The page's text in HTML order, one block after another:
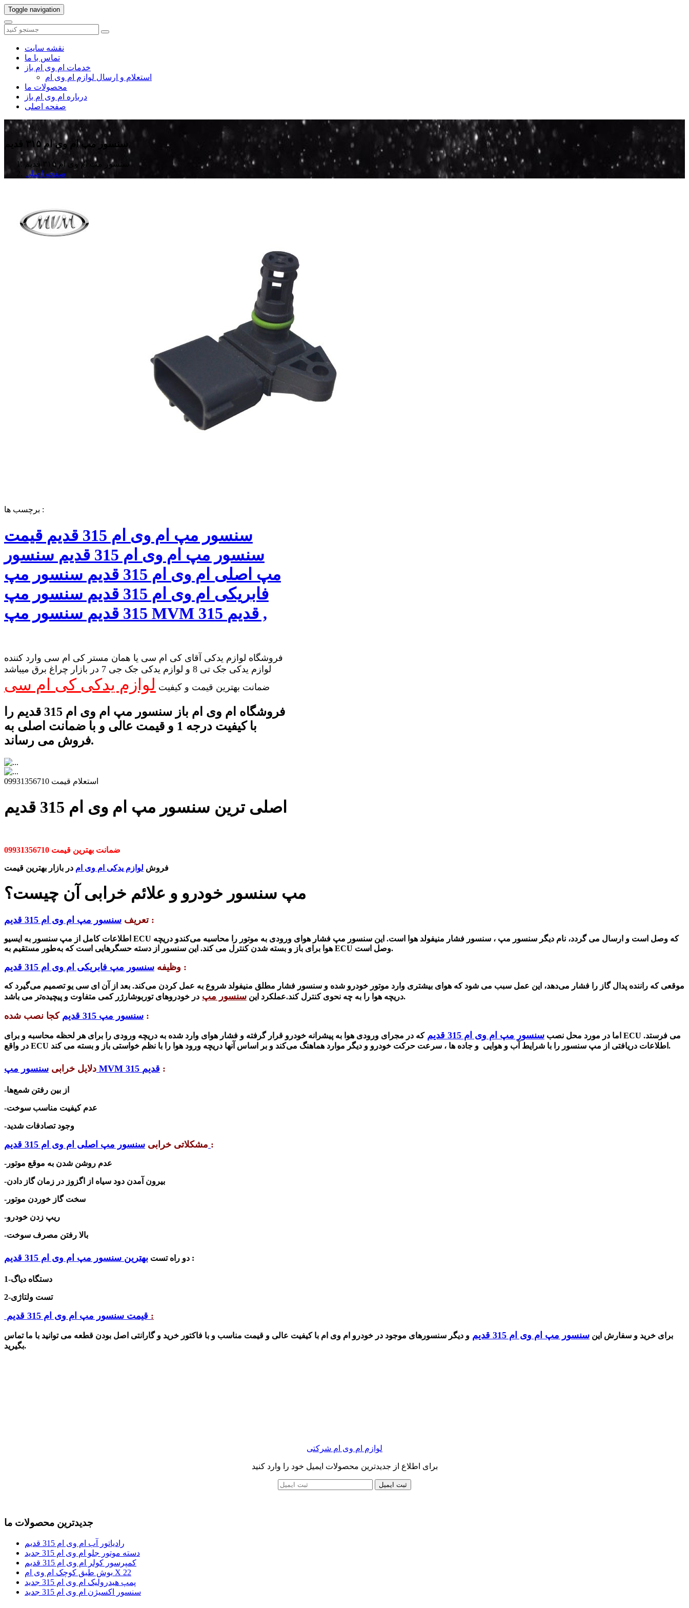
Toggle navigation
نقشه سایت
تماس با ما
خدمات ام وی ام باز
استعلام و ارسال لوازم ام وی ام
محصولات ما
درباره ام وی ام باز
صفحه اصلی
سنسور مپ ام وی ام ۳۱۵ قدیم
سنسور مپ ام وی ام ۳۱۵ قدیم
صفحه اصلی
برچسب ها :
سنسور مپ ام وی ام 315 قدیم قیمت
سنسور مپ ام وی ام 315 قدیم سنسور
مپ اصلی ام وی ام 315 قدیم سنسور مپ
فابریکی ام وی ام 315 قدیم سنسور مپ
315 قدیم سنسور مپ MVM 315 قدیم ,
فروشگاه لوازم یدکی آقای کی ام سی یا همان مستر کی ام سی وارد کننده
لوازم یدکی جک تی 8 و لوازم یدکی جک جی 7 در بازار چراغ برق میباشد
ضمانت بهترین قیمت و کیفیت لوازم یدکی کی ام سی
فروشگاه ام وی ام باز سنسور مپ ام وی ام 315 قدیم را
با کیفیت درجه 1 و قیمت عالی و با ضمانت اصلی به
فروش می رساند.
استعلام قیمت 09931356710
اصلی ترین سنسور مپ ام وی ام 315 قدیم
ضمانت بهترین قیمت 09931356710
فروش لوازم یدکی ام وی ام در بازار بهترین قیمت
مپ سنسور خودرو و علائم خرابی آن چیست؟
تعریف سنسور مپ ام وی ام 315 قدیم :
اطلاعات کامل از مپ سنسور به ایسیو ECU که وصل است و ارسال می گردد، نام دیگر سنسور مپ ، سنسور فشار منیفولد هوا است. این سنسور مپ فشار هوای ورودی به موتور را محاسبه می‌کندو دریچه
هوا برای باز و بسته شدن کنترل می کند . این سنسور از دسته حسگرهایی است که به‌طور مستقیم به ECU وصل است.
وظیفه سنسور مپ فابریکی ام وی ام 315 قدیم :
موقعی که راننده پدال گاز را فشار می‌دهد،‌ این عمل سبب می شود که هوای بیشتری وارد موتور خودرو شده و سنسور فشار مطلق منیفولد شروع به عمل کردن می‌کند. بعد از آن ای سی یو تصمیم می‌‌گیرد که
دریچه هوا را به چه نحوی کنترل کند.عملکرد این سنسور مپ در خودروهای توربوشارژر کمی متفاوت و پیچیده‌تر می باشد .
سنسور مپ 315 قدیم کجا نصب شده :
اما در مورد محل نصب سنسور مپ ام وی ام 315 قدیم
که در مجرای ورودی هوا به پیشرانه خودرو قرار گرفته و فشار هوای وارد شده به دریچه ورودی را برای هر لحظه محاسبه و برای ECU می فرستد.
در واقع ECU اطلاعات دریافتی از مپ سنسور را با شرایط آب و هوایی و جاده ها ، سرعت حرکت خودرو و دیگر موارد هماهنگ می‌کند و بر اساس آنها دریچه ورود هوا را با نظم خواستی باز و بسته می کند .
دلایل خرابی سنسور مپ MVM 315 قدیم :
-از بین رفتن شمع‌ها
-عدم کیفیت مناسب سوخت
-وجود تصادفات شدید
مشکلاتی خرابی سنسور مپ اصلی ام وی ام 315 قدیم :
-عدم روشن شدن به موقع موتور
-بیرون آمدن دود سیاه از اگزوز در زمان گاز دادن
-سخت گاز خوردن موتور
-ریپ زدن خودرو
-بالا رفتن مصرف سوخت
دو راه‌ تست بهترین سنسور مپ ام وی ام 315 قدیم :
1-دستگاه دیاگ
2-تست ولتاژی
:
برای خرید و سفار ش این سنسور مپ ام وی ام 315 قدیم
و دیگر سنسورهای موجود در خودرو ام وی ام با کیفیت عالی و قیمت مناسب و با فاکتور خرید و گارانتی اصل بودن قطعه می توانید با ما تماس
بگیرید.
لوازم ام وی ام شرکتی
برای اطلاع از جدیدترین محصولات ایمیل خود را وارد کنید
ثبت ایمیل
جدیدترین محصولات ما
رادیاتور آب ام وی ام 315 قدیم
دسته موتور جلو ام وی ام 315 جدید
کمپرسور کولر ام وی ام 315 قدیم
بوش طبق کوچک ام وی ام X 22
پمپ هیدرولیک ام وی ام 315 جدید
سنسور اکسیژن ام وی ام 315 جدید